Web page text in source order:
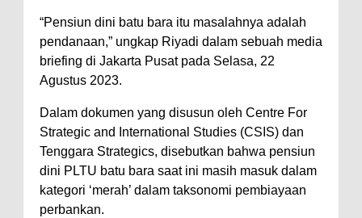
“Pensiun dini batu bara itu masalahnya adalah
pendanaan,” ungkap Riyadi dalam sebuah media
briefing di Jakarta Pusat pada Selasa, 22
Agustus 2023.
Dalam dokumen yang disusun oleh Centre For
Strategic and International Studies (CSIS) dan
Tenggara Strategics, disebutkan bahwa pensiun
dini PLTU batu bara saat ini masih masuk dalam
kategori ‘merah’ dalam taksonomi pembiayaan
perbankan.